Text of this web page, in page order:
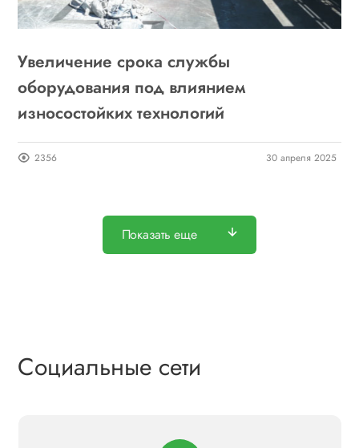
Увеличение срока службы
оборудования под влиянием
износостойких технологий
2356 30 апреля 2025
Показать еще
Социальные сети